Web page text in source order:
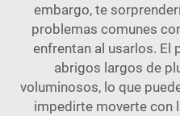
embargo, te
problemas comunes
enfrentan al usarlos. El
abrigos largos de
voluminosos, lo que
impedirte moverte con